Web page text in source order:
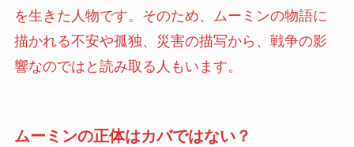
を生きた人物です。そのため、ムーミンの物語に
描かれる不安や孤独、災害の描写から、戦争の影
響なのではと読み取る人もいます。
ムーミンの正体はカバではない？